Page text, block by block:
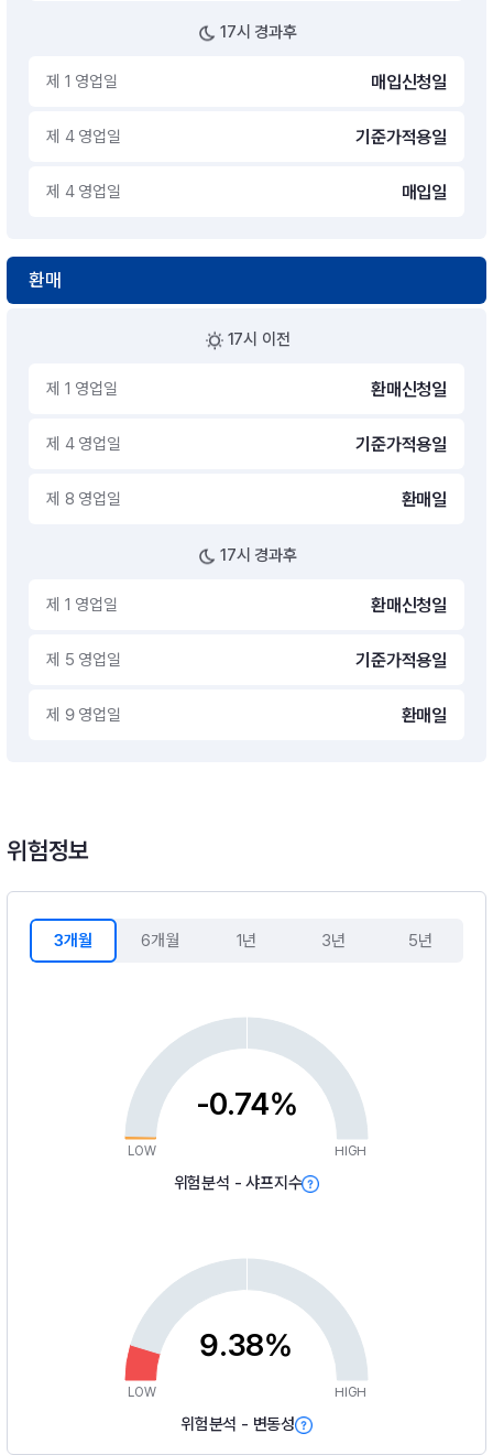
17시 경과후
제 1 영업일 매입신청일
제 4 영업일 기준가적용일
제 4 영업일 매입일
환매
17시 이전
제 1 영업일 환매신청일
제 4 영업일 기준가적용일
제 8 영업일 환매일
17시 경과후
제 1 영업일 환매신청일
제 5 영업일 기준가적용일
제 9 영업일 환매일
위험정보
3개월 6개월 1년 3년 5년
-0.74%
LOW HIGH
위험분석 - 샤프지수
9.38%
LOW HIGH
위험분석 - 변동성